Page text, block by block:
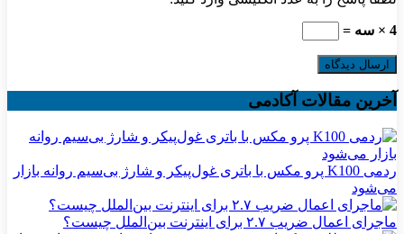
4 × سه =
آخرین مقالات آکادمی
ردمی K100 پرو مکس با باتری غول‌پیکر و شارژ بی‌سیم روانه بازار
می‌شود
ماجرای اعمال ضریب ۲.۷ برای اینترنت بین‌الملل چیست؟